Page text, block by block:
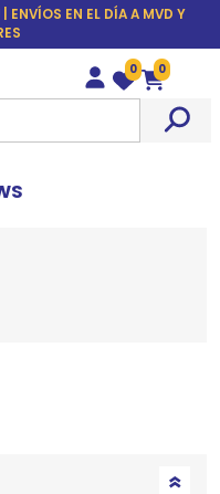
ENVÍOS EN EL DÍA A MVD Y
Wishlist
0
Carrito
0